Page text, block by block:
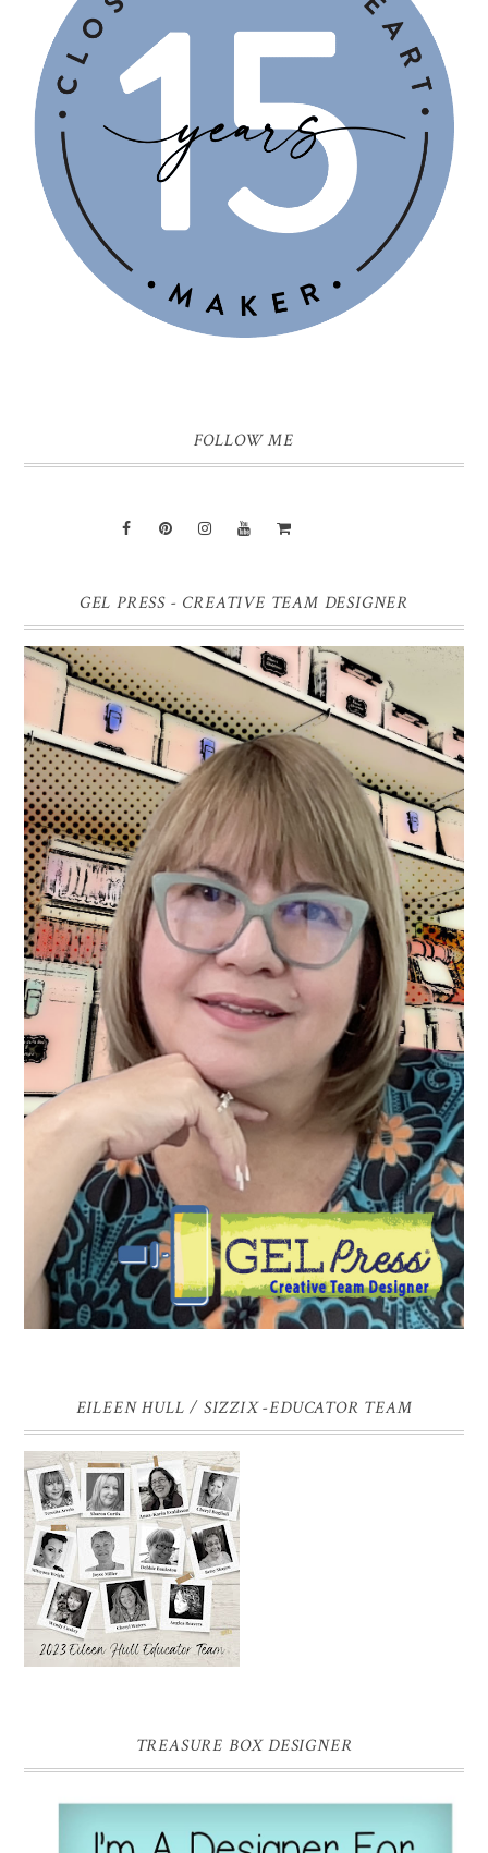
FOLLOW ME
GEL PRESS - CREATIVE TEAM DESIGNER
EILEEN HULL / SIZZIX -EDUCATOR TEAM
TREASURE BOX DESIGNER